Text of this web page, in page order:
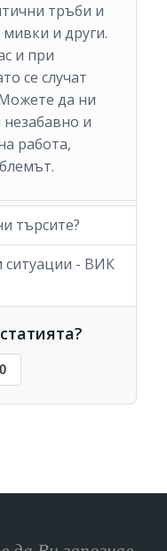
тръби и
и други.
и при
се случат
да ни
и
работа,
търсите?
ситуации - ВИК